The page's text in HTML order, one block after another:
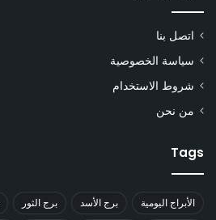
اتصل بنا
سياسة الخصوصية
شروط الاستخدام
من نحن
Tags
الأبراج اليومية برج الأسد برج الثور